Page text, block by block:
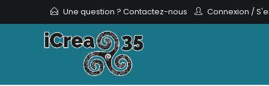
to
Une question ? Contactez-nous Connexion /